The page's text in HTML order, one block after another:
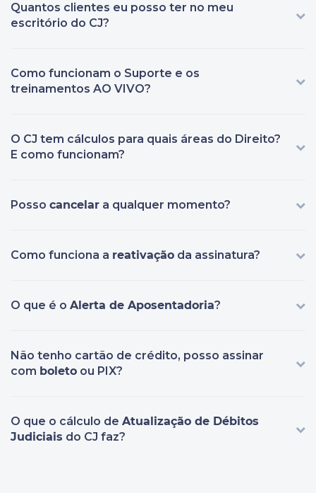
Quantos clientes eu posso ter no meu
escritório do CJ?
Como funcionam o Suporte e os
treinamentos AO VIVO?
O CJ tem cálculos para quais áreas do Direito?
E como funcionam?
Posso cancelar a qualquer momento?
Como funciona a reativação da assinatura?
O que é o Alerta de Aposentadoria?
Não tenho cartão de crédito, posso assinar
com boleto ou PIX?
O que o cálculo de Atualização de Débitos
Judiciais do CJ faz?